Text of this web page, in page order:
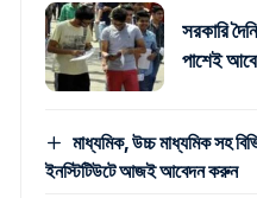
সরকারি
পাশেই
মাধ্যমিক, উচ্চ মাধ্যমিক সহ
ইনস্টিটিউটে আজই আবেদন করুন